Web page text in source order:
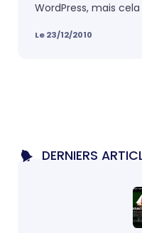
Le 23/12/2010
WordPress, mais
ressources que l'on
DERNIERS